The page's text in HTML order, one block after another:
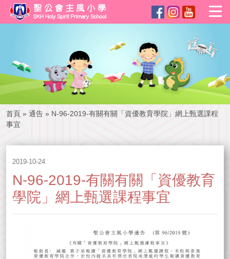
首頁 » 通告 » N-96-2019-有關有關「資優教育學院」網上甄選課程
事宜
2019-10-24
N-96-2019-有關有關「資優教育
學院」網上甄選課程事宜